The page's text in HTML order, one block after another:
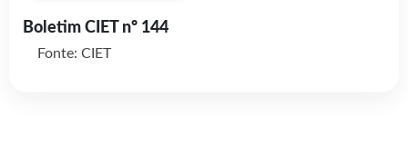
Boletim CIET nº 144
Fonte: CIET